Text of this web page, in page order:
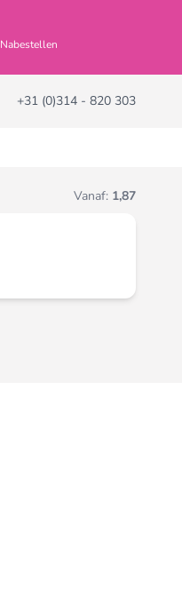
Nabestellen
+31 (0)314 - 820 303
Vanaf: 1,87